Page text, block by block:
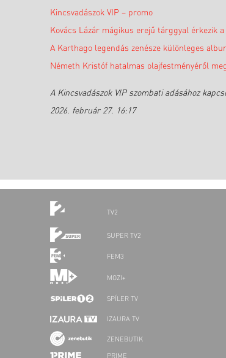
Kincsvadászok VIP – promo
Kovács Lázár mágikus erejű tárggyal érkezik
A Karthago legendás zenésze különleges
Németh Kristóf hatalmas olajfestményéről
A Kincsvadászok VIP szombati adásához
2026. február 27. 16:17
TV2
SUPER TV2
FEM3
MOZI+
SPÍLER TV
IZAURA TV
ZENEBUTIK
PRIME